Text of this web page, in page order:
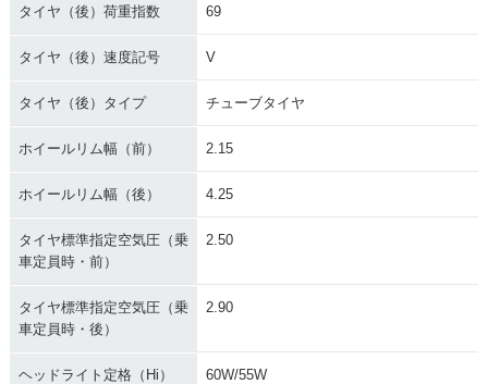
タイヤ（後）荷重指数 69
タイヤ（後）速度記号 V
タイヤ（後）タイプ チューブタイヤ
ホイールリム幅（前） 2.15
ホイールリム幅（後） 4.25
タイヤ標準指定空気圧（乗
車定員時・前）
2.50
タイヤ標準指定空気圧（乗
車定員時・後）
2.90
ヘッドライト定格（Hi） 60W/55W